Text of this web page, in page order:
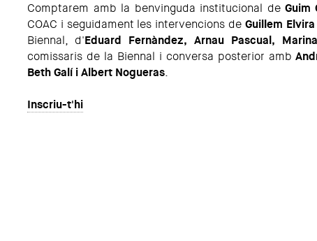
Comptarem amb la benvinguda institucional de Guim
COAC i seguidament les intervencions de Guillem
Biennal, d'Eduard Fernàndez, Arnau Pascual,
comissaris de la Biennal i conversa posterior amb
Beth Galí i Albert Nogueras.
Inscriu-t'hi